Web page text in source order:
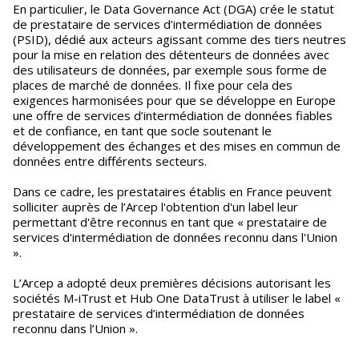
En particulier, le Data Governance Act (DGA) crée le statut
de prestataire de services d’intermédiation de données
(PSID), dédié aux acteurs agissant comme des tiers neutres
pour la mise en relation des détenteurs de données avec
des utilisateurs de données, par exemple sous forme de
places de marché de données. Il fixe pour cela des
exigences harmonisées pour que se développe en Europe
une offre de services d’intermédiation de données fiables
et de confiance, en tant que socle soutenant le
développement des échanges et des mises en commun de
données entre différents secteurs.
Dans ce cadre, les prestataires établis en France peuvent
solliciter auprès de l’Arcep l'obtention d'un label leur
permettant d'être reconnus en tant que « prestataire de
services d'intermédiation de données reconnu dans l'Union
».
L’Arcep a adopté deux premières décisions autorisant les
sociétés M-iTrust et Hub One DataTrust à utiliser le label «
prestataire de services d’intermédiation de données
reconnu dans l’Union ».